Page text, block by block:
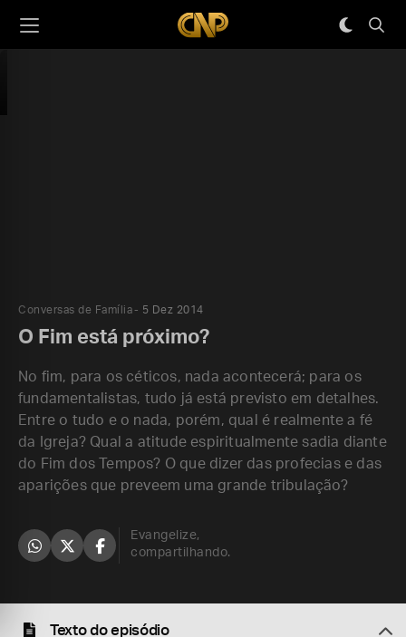
Conversas de Família 5 Dez 2014
O Fim está próximo?
No fim, para os céticos, nada acontecerá; para os
fundamentalistas, tudo já está previsto em detalhes.
Entre o tudo e o nada, porém, qual é realmente a fé
da Igreja? Qual a atitude espiritualmente sadia diante
do Fim dos Tempos? O que dizer das profecias e das
aparições que preveem uma grande tribulação?
Evangelize,
compartilhando.
Texto do episódio